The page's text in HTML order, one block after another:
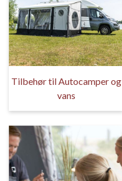
Tilbehør til Autocamper og
vans